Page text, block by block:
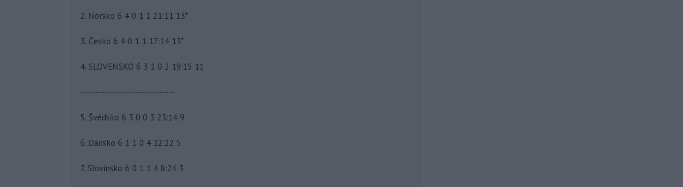
2. Nórsko 6 4 0 1 1 21:11 13*
3. Česko 6 4 0 1 1 17:14 13*
4. SLOVENSKO 6 3 1 0 2 19:15 11
-------------------------------
5. Švédsko 6 3 0 0 3 23:14 9
6. Dánsko 6 1 1 0 4 12:22 5
7. Slovinsko 6 0 1 1 4 8:24 3